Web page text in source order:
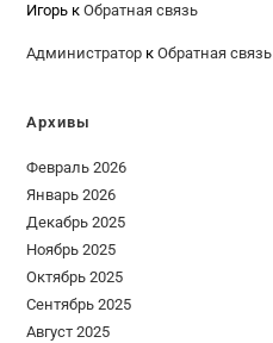
Игорь кОбратная связь
Администратор кОбратная связь
Архивы
Февраль 2026
Январь 2026
Декабрь 2025
Ноябрь 2025
Октябрь 2025
Сентябрь 2025
Август 2025